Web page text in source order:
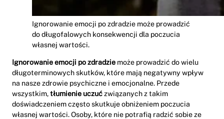
Ignorowanie emocji po zdradzie może prowadzić
do długofalowych konsekwencji dla poczucia
własnej wartości.
Ignorowanie emocji po zdradzie może prowadzić do wielu
długoterminowych skutków, które mają negatywny wpływ
na nasze zdrowie psychiczne i emocjonalne. Przede
wszystkim,tłumienie uczućzwiązanych z takim
doświadczeniem często skutkuje obniżeniem poczucia
własnej wartości. Osoby, które nie potrafią radzić sobie ze